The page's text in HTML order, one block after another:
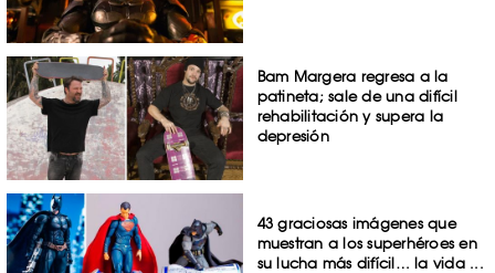
Bam Margera regresa a la
patineta; sale de una difícil
rehabilitación y supera la
depresión
43 graciosas imágenes que
muestran a los superhéroes en
su lucha más difícil… la vida ...